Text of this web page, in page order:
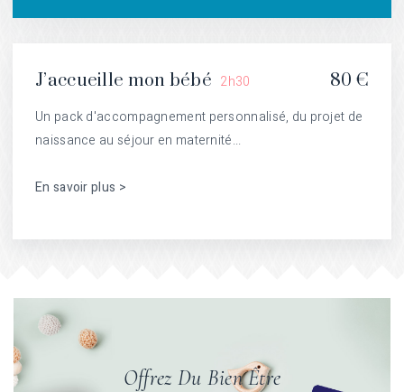
J’accueille mon bébé 2h30 80 €
Un pack d'accompagnement personnalisé, du projet de
naissance au séjour en maternité...
En savoir plus >
Offrez Du Bien Être